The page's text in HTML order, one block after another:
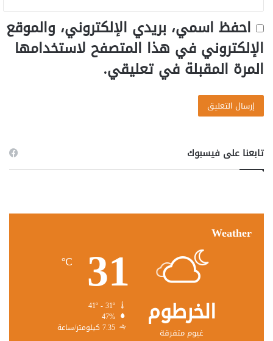
احفظ اسمي، بريدي الإلكتروني، والموقع
الإلكتروني في هذا المتصفح لاستخدامها
المرة المقبلة في تعليقي.
تابعنا على فيسبوك
Weather
الخرطوم
غيوم متفرقة
31
℃
47%
7.35 كيلومتر/ساعة